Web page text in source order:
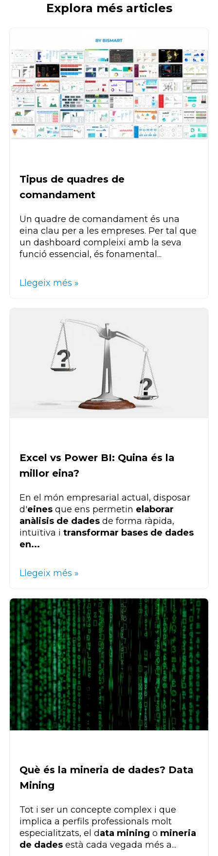
Explora més articles
Tipus de quadres de
comandament
Un quadre de comandament és una
eina clau per a les empreses. Per tal que
un dashboard compleixi amb la seva
funció essencial, és fonamental...
Llegeix més »
Excel vs Power BI: Quina és la
millor eina?
En el món empresarial actual, disposar
d'eines que ens permetin elaborar
anàlisis de dades de forma ràpida,
intuïtiva i transformar bases de dades
en...
Llegeix més »
Què és la mineria de dades? Data
Mining
Tot i ser un concepte complex i que
implica a perfils professionals molt
especialitzats, el data mining o mineria
de dades està cada vegada més a...